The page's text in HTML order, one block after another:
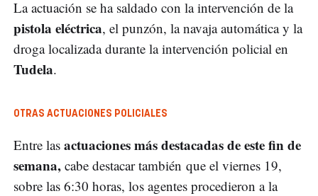
La actuación se ha saldado con la intervención de la
pistola eléctrica, el punzón, la navaja automática y la
droga localizada durante la intervención policial en
Tudela.
OTRAS ACTUACIONES POLICIALES
Entre las actuaciones más destacadas de este fin de
semana, cabe destacar también que el viernes 19,
sobre las 6:30 horas, los agentes procedieron a la